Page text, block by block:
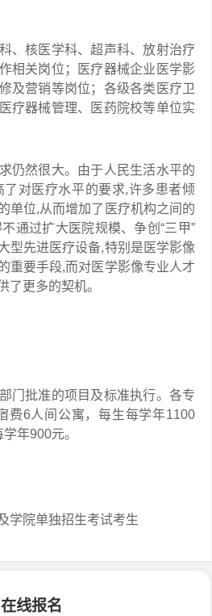
、核医学科、超声科、放射治疗
相关岗位；医疗器械企业医学影
及营销等岗位；各级各类医疗卫
疗器械管理、医药院校等单位实
仍然很大。由于人民生活水平的
对医疗水平的要求,许多患者倾
单位,从而增加了医疗机构之间的
通过扩大医院规模、争创“三甲”
型先进医疗设备,特别是医学影像
重要手段,而对医学影像专业人才
了更多的契机。
门批准的项目及标准执行。各专
费6人间公寓，每生每学年1100
年900元。
学院单独招生考试考生
在线报名